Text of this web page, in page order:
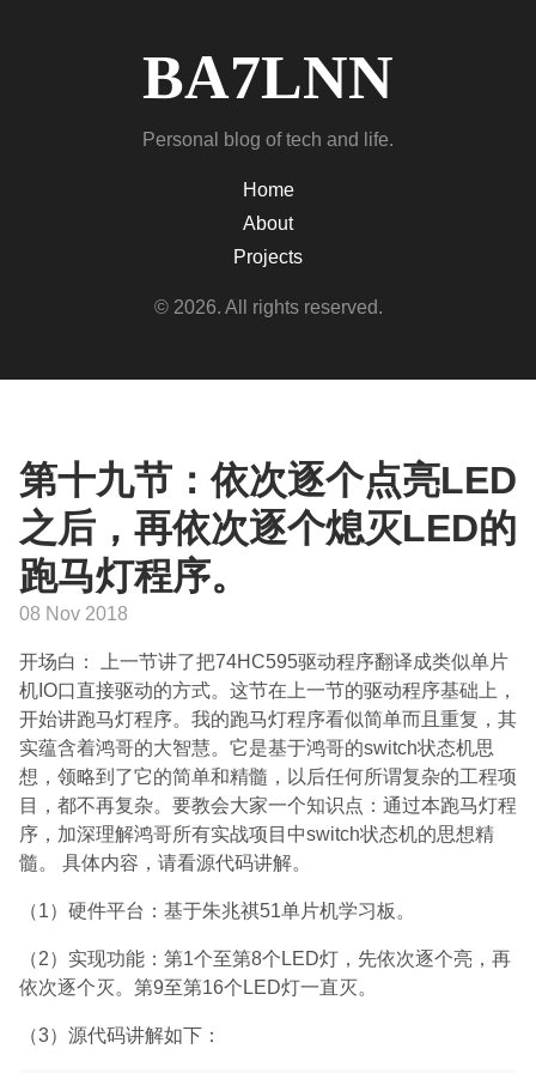
BA7LNN
Personal blog of tech and life.
Home
About
Projects
© 2026. All rights reserved.
第十九节：依次逐个点亮LED
之后，再依次逐个熄灭LED的
跑马灯程序。
08 Nov 2018
开场白： 上一节讲了把74HC595驱动程序翻译成类似单片
机IO口直接驱动的方式。这节在上一节的驱动程序基础上，
开始讲跑马灯程序。我的跑马灯程序看似简单而且重复，其
实蕴含着鸿哥的大智慧。它是基于鸿哥的switch状态机思
想，领略到了它的简单和精髓，以后任何所谓复杂的工程项
目，都不再复杂。要教会大家一个知识点：通过本跑马灯程
序，加深理解鸿哥所有实战项目中switch状态机的思想精
髓。 具体内容，请看源代码讲解。
（1）硬件平台：基于朱兆祺51单片机学习板。
（2）实现功能：第1个至第8个LED灯，先依次逐个亮，再
依次逐个灭。第9至第16个LED灯一直灭。
（3）源代码讲解如下：